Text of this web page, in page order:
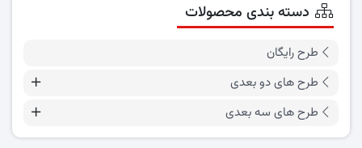
دسته بندی محصولات
طرح رایگان
طرح های دو بعدی
طرح های سه بعدی